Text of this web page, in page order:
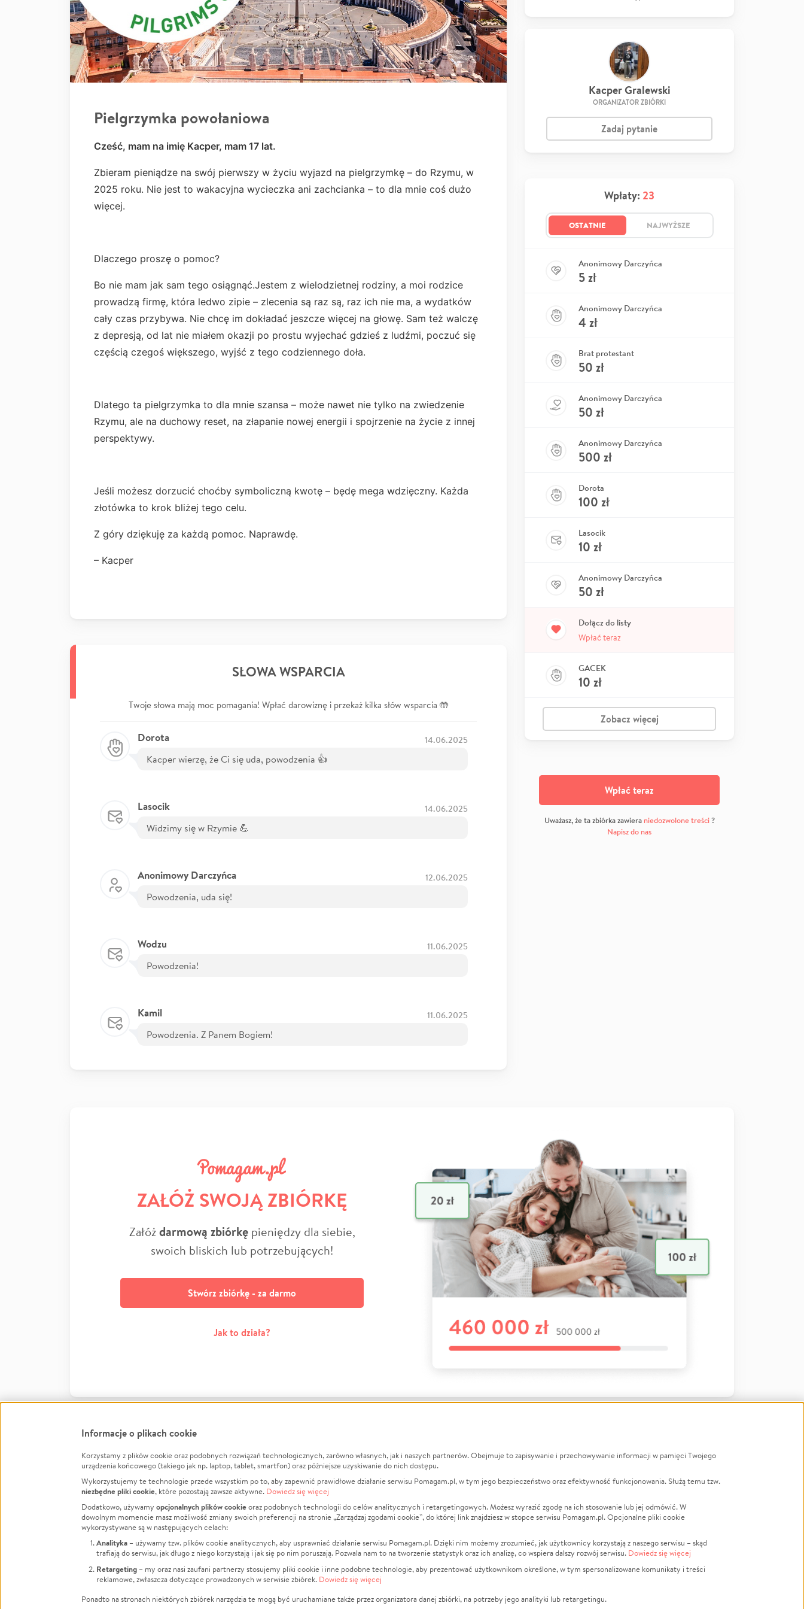
Pielgrzymka powołaniowa
Cześć, mam na imię Kacper, mam 17 lat.
Zbieram pieniądze na swój pierwszy w życiu wyjazd na pielgrzymkę – do Rzymu, w
2025 roku. Nie jest to wakacyjna wycieczka ani zachcianka – to dla mnie coś dużo
więcej.
Dlaczego proszę o pomoc?
Bo nie mam jak sam tego osiągnąć.Jestem z wielodzietnej rodziny, a moi rodzice
prowadzą firmę, która ledwo zipie – zlecenia są raz są, raz ich nie ma, a wydatków
cały czas przybywa. Nie chcę im dokładać jeszcze więcej na głowę. Sam też walczę
z depresją, od lat nie miałem okazji po prostu wyjechać gdzieś z ludźmi, poczuć się
częścią czegoś większego, wyjść z tego codziennego doła.
Dlatego ta pielgrzymka to dla mnie szansa – może nawet nie tylko na zwiedzenie
Rzymu, ale na duchowy reset, na złapanie nowej energii i spojrzenie na życie z innej
perspektywy.
Jeśli możesz dorzucić choćby symboliczną kwotę – będę mega wdzięczny. Każda
złotówka to krok bliżej tego celu.
Z góry dziękuję za każdą pomoc. Naprawdę.
– Kacper
SŁOWA WSPARCIA
Twoje słowa mają moc pomagania! Wpłać darowiznę i przekaż kilka słów wsparcia 🤲
Dorota 14.06.2025
Kacper wierzę, że Ci się uda, powodzenia 👍
Lasocik 14.06.2025
Widzimy się w Rzymie 💪
Anonimowy Darczyńca 12.06.2025
Powodzenia, uda się!
Wodzu 11.06.2025
Powodzenia!
Kamil 11.06.2025
Powodzenia. Z Panem Bogiem!
Kacper Gralewski
ORGANIZATOR ZBIÓRKI
Zadaj pytanie
Wpłaty: 23
OSTATNIE NAJWYŻSZE
Anonimowy Darczyńca
5zł
Anonimowy Darczyńca
4 zł
Brat protestant
50 zł
Anonimowy Darczyńca
50 zł
Anonimowy Darczyńca
500 zł
Dorota
100 zł
Lasocik
10 zł
Anonimowy Darczyńca
50 zł
Dołącz do listy
Wpłać teraz
GACEK
10 zł
Zobacz więcej
Wpłać teraz
Uważasz, że ta zbiórka zawiera niedozwolone treści?
Napisz do nas
ZAŁÓŻ SWOJĄ ZBIÓRKĘ
Załóżdarmową zbiórkępieniędzy dla siebie,
swoich bliskich lub potrzebujących!
Stwórz zbiórkę - za darmo
Jak to działa?
FacebookTwitter Instagram
LinkedInTikTok Youtube
Informacje
Jak to działa?
Regulamin
Polityka Prywatności
Kontakt
Porównanie serwisów
Polityka plików cookie
Zarządzaj zgodami cookie
O nas
Opinie
Raporty
Za darmo
Dla NGO
Fundacja Pomagam.pl
Zbieraj na
Leczenie
Zwierzęta
Pożar
Sport
Pomoc Finansowa
Pogrzeb
LGBTQ+
Powódź
Wichura
Religia
Edukacja
Informacje o plikach cookie
Korzystamy z plików cookie oraz podobnych rozwiązań technologicznych, zarówno własnych, jak i naszych partnerów. Obejmuje to zapisywanie i przechowywanie informacji w pamięci Twojego
urządzenia końcowego (takiego jak np. laptop, tablet, smartfon) oraz późniejsze uzyskiwanie do nich dostępu.
Wykorzystujemy te technologie przede wszystkim po to, aby zapewnić prawidłowe działanie serwisu Pomagam.pl, w tym jego bezpieczeństwo oraz efektywność funkcjonowania. Służą temu tzw.
niezbędne pliki cookie, które pozostają zawsze aktywne. Dowiedz się więcej
Dodatkowo, używamy opcjonalnych plików cookieoraz podobnych technologii do celów analitycznych i retargetingowych. Możesz wyrazić zgodę na ich stosowanie lub jej odmówić. W
dowolnym momencie masz możliwość zmiany swoich preferencji na stronie „Zarządzaj zgodami cookie”, do której link znajdziesz w stopce serwisu Pomagam.pl. Opcjonalne pliki cookie
wykorzystywane są w następujących celach:
Analityka – używamy tzw. plików cookie analitycznych, aby usprawniać działanie serwisu Pomagam.pl. Dzięki nim możemy zrozumieć, jak użytkownicy korzystają z naszego serwisu – skąd
trafiają do serwisu, jak długo z niego korzystają i jak się po nim poruszają. Pozwala nam to na tworzenie statystyk oraz ich analizę, co wspiera dalszy rozwój serwisu. Dowiedz się więcej
Retargeting – my oraz nasi zaufani partnerzy stosujemy pliki cookie i inne podobne technologie, aby prezentować użytkownikom określone, w tym spersonalizowane komunikaty i treści
reklamowe, zwłaszcza dotyczące prowadzonych w serwisie zbiórek. Dowiedz się więcej
Ponadto na stronach niektórych zbiórek narzędzia te mogą być uruchamiane także przez organizatora danej zbiórki, na potrzeby jego analityki lub retargetingu.